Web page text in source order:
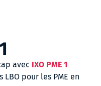
avec IXO PME 1
pour les PME en